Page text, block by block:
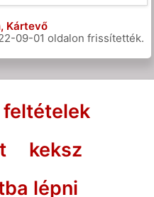
Kártevő
09-01 oldalon frissítették.
keksz
lépni